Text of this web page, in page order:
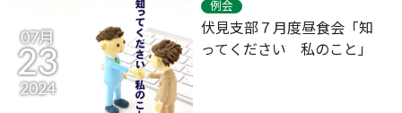
07月
23
2024
例会
伏見支部７月度昼食会「知
ってください 私のこと」